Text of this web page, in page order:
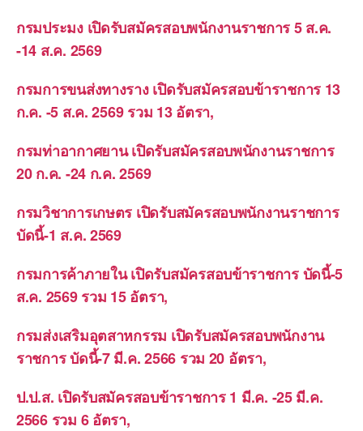
กรมประมง เปิดรับสมัครสอบพนักงานราชการ 5 ส.ค.
-14 ส.ค. 2569
กรมการขนส่งทางราง เปิดรับสมัครสอบข้าราชการ 13
ก.ค. -5 ส.ค. 2569 รวม 13 อัตรา,
กรมท่าอากาศยาน เปิดรับสมัครสอบพนักงานราชการ
20 ก.ค. -24 ก.ค. 2569
กรมวิชาการเกษตร เปิดรับสมัครสอบพนักงานราชการ
บัดนี้-1 ส.ค. 2569
กรมการค้าภายใน เปิดรับสมัครสอบข้าราชการ บัดนี้-5
ส.ค. 2569 รวม 15 อัตรา,
กรมส่งเสริมอุตสาหกรรม เปิดรับสมัครสอบพนักงาน
ราชการ บัดนี้-7 มี.ค. 2566 รวม 20 อัตรา,
ป.ป.ส. เปิดรับสมัครสอบข้าราชการ 1 มี.ค. -25 มี.ค.
2566 รวม 6 อัตรา,